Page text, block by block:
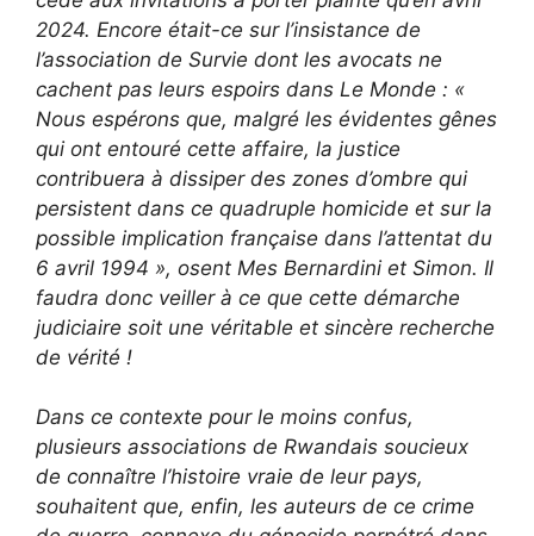
2024. Encore était-ce sur l’insistance de
l’association de Survie dont les avocats ne
cachent pas leurs espoirs dans Le Monde : «
Nous espérons que, malgré les évidentes gênes
qui ont entouré cette affaire, la justice
contribuera à dissiper des zones d’ombre qui
persistent dans ce quadruple homicide et sur la
possible implication française dans l’attentat du
6 avril 1994 », osent Mes Bernardini et Simon. Il
faudra donc veiller à ce que cette démarche
judiciaire soit une véritable et sincère recherche
de vérité !
Dans ce contexte pour le moins confus,
plusieurs associations de Rwandais soucieux
de connaître l’histoire vraie de leur pays,
souhaitent que, enfin, les auteurs de ce crime